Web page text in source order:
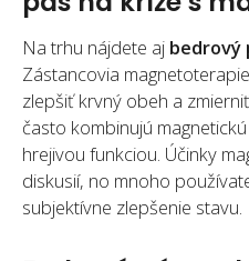
Na trhu nájdete aj bedrový
Zástancovia
zlepšiť krvný obeh a
často kombinujú
hrejivou funkciou. Účinky
diskusií, no mnoho
subjektívne zlepšenie stavu.